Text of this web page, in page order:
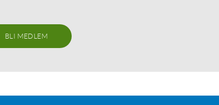
BLI MEDLEM